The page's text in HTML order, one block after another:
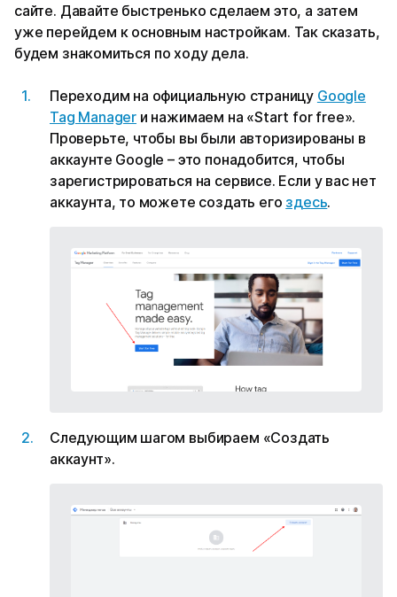
сайте. Давайте быстренько сделаем это, а затем
уже перейдем к основным настройкам. Так сказать,
будем знакомиться по ходу дела.
Переходим на официальную страницу Google
Tag Manager и нажимаем на «Start for free».
Проверьте, чтобы вы были авторизированы в
аккаунте Google – это понадобится, чтобы
зарегистрироваться на сервисе. Если у вас нет
аккаунта, то можете создать его здесь.
Следующим шагом выбираем «Создать
аккаунт».